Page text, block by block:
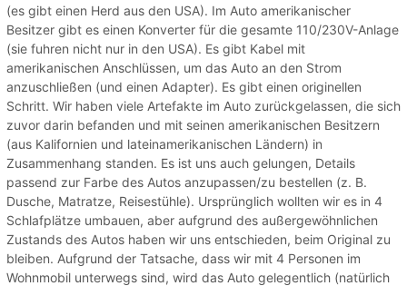
(es gibt einen Herd aus den USA). Im Auto amerikanischer
Besitzer gibt es einen Konverter für die gesamte 110/230V-Anlage
(sie fuhren nicht nur in den USA). Es gibt Kabel mit
amerikanischen Anschlüssen, um das Auto an den Strom
anzuschließen (und einen Adapter). Es gibt einen originellen
Schritt. Wir haben viele Artefakte im Auto zurückgelassen, die sich
zuvor darin befanden und mit seinen amerikanischen Besitzern
(aus Kalifornien und lateinamerikanischen Ländern) in
Zusammenhang standen. Es ist uns auch gelungen, Details
passend zur Farbe des Autos anzupassen/zu bestellen (z. B.
Dusche, Matratze, Reisestühle). Ursprünglich wollten wir es in 4
Schlafplätze umbauen, aber aufgrund des außergewöhnlichen
Zustands des Autos haben wir uns entschieden, beim Original zu
bleiben. Aufgrund der Tatsache, dass wir mit 4 Personen im
Wohnmobil unterwegs sind, wird das Auto gelegentlich (natürlich